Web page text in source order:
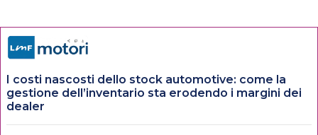
I costi nascosti dello stock automotive: come la
gestione dell’inventario sta erodendo i margini dei
dealer